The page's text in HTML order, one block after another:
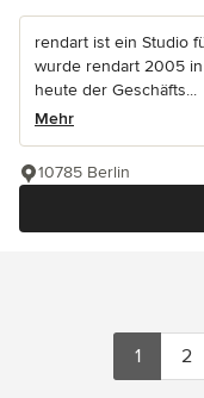
rendart ist ein Studio
wurde rendart 2005
heute der Geschäfts...
Mehr
10785 Berlin
1 2